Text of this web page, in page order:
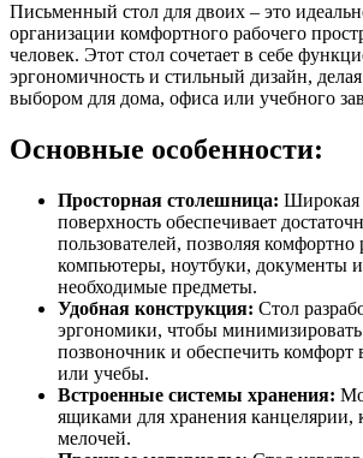
Письменный стол для двоих – это
организации комфортного рабочего
человек. Этот стол сочетает в себе
эргономичность и стильный дизайн,
выбором для дома, офиса или учебного
Основные особенности:
Просторная столешница: Широкая
поверхность обеспечивает
пользователей, позволяя комфортно
компьютеры, ноутбуки, документы
необходимые предметы.
Удобная конструкция: Стол
эргономики, чтобы минимизировать
позвоночник и обеспечить комфорт
или учебы.
Встроенные системы хранения:
ящиками для хранения канцелярии,
мелочей.